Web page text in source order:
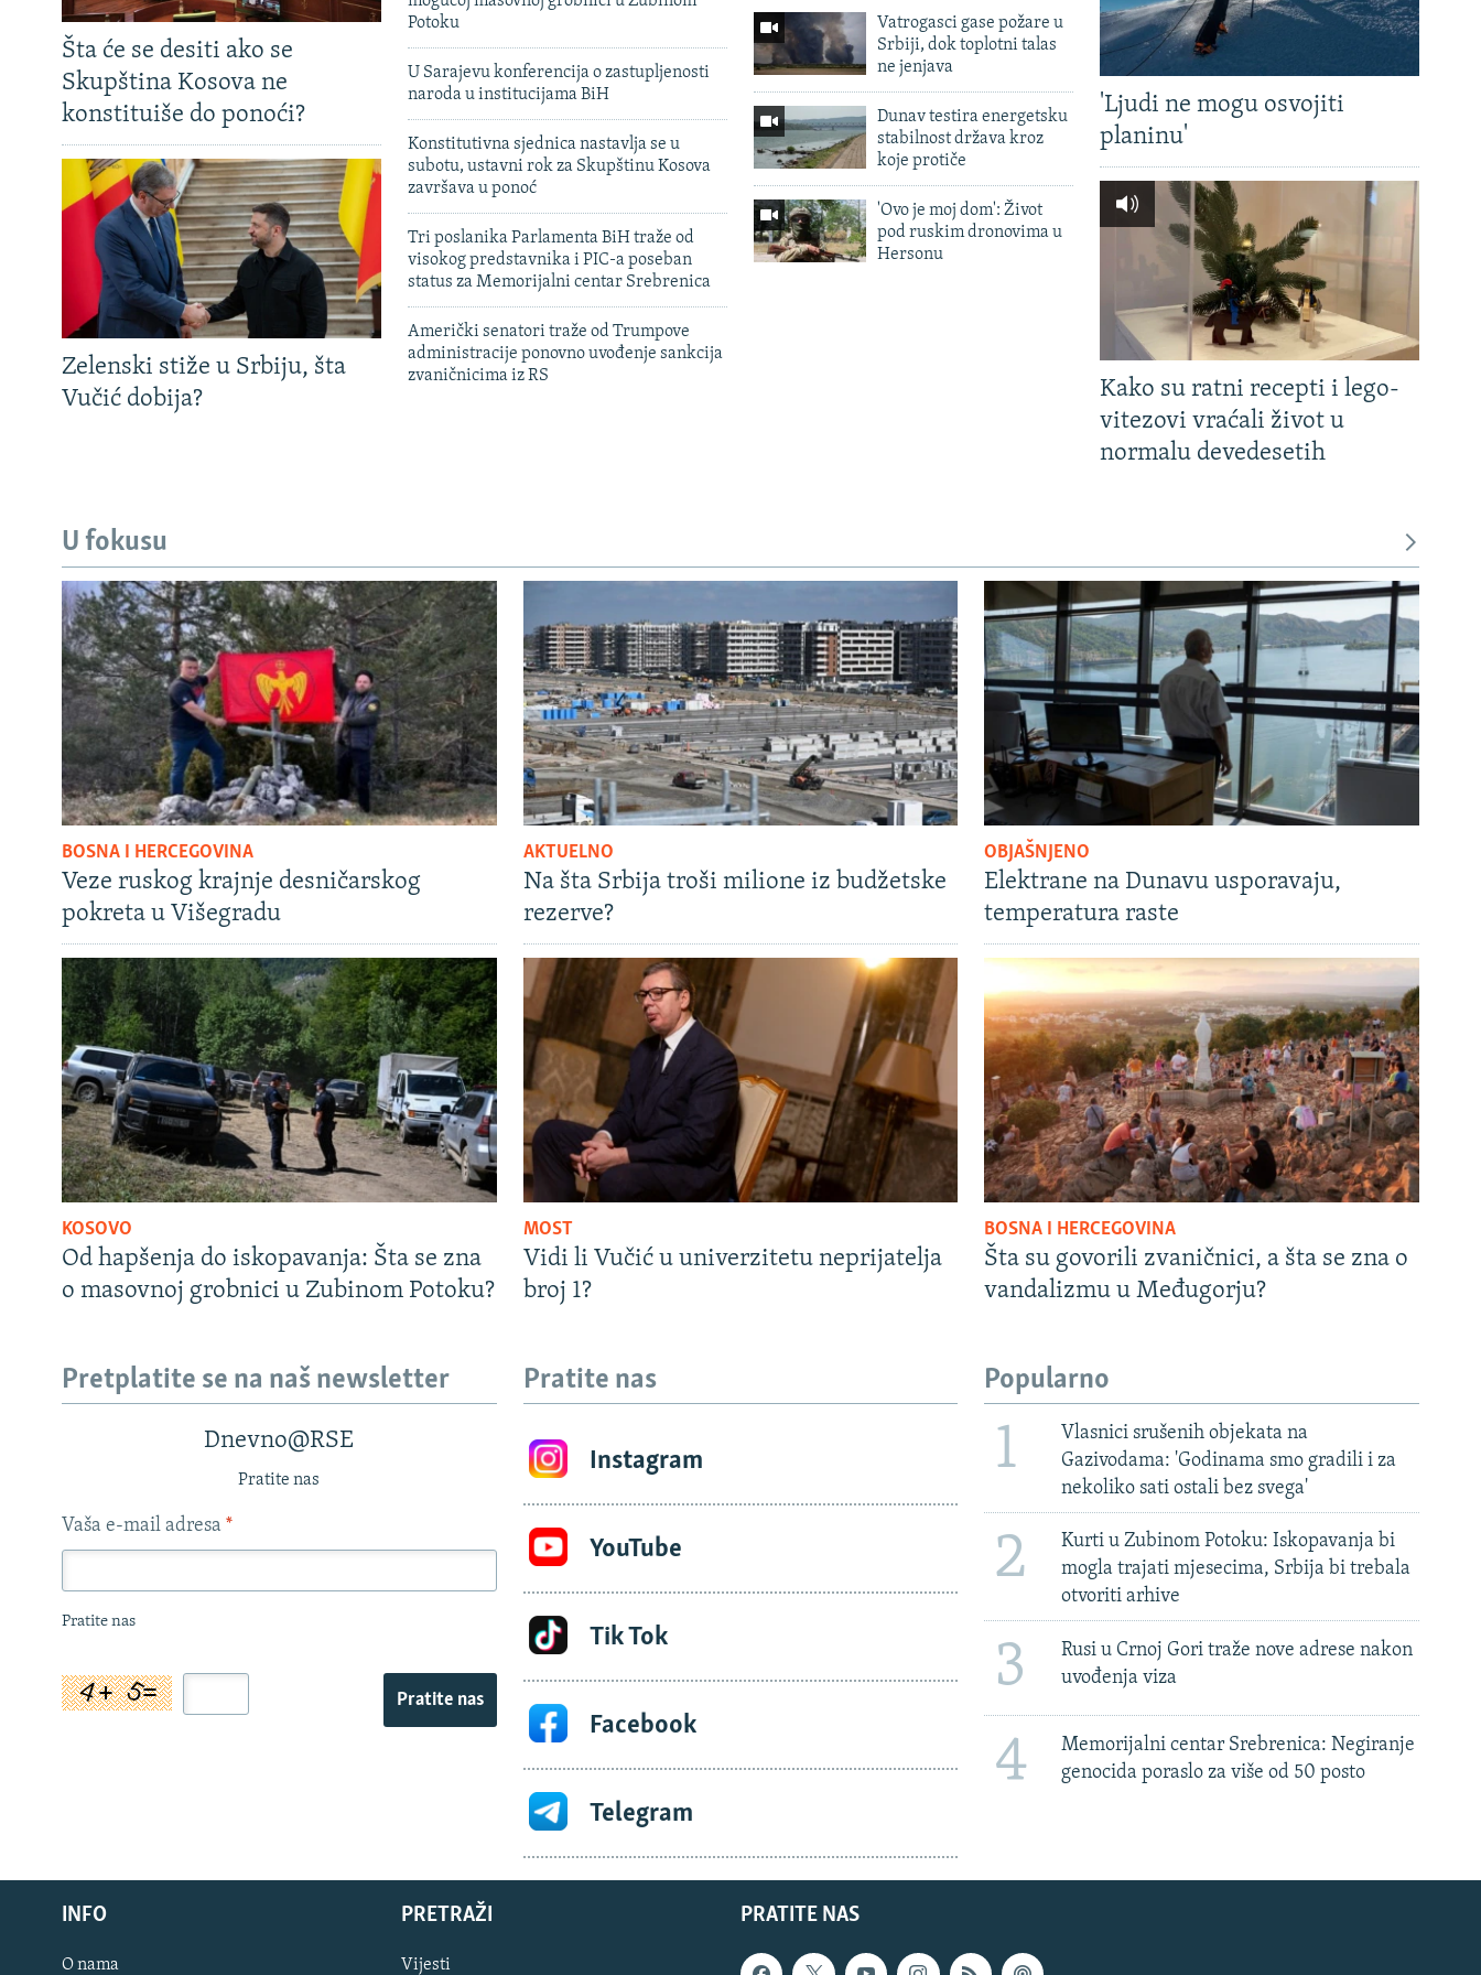
Šta će se desiti ako se
Skupština Kosova ne
konstituiše do ponoći?
Zelenski stiže u Srbiju, šta
Vučić dobija?
Potoku
U Sarajevu konferencija o zastupljenosti
naroda u institucijama BiH
Konstitutivna sjednica nastavlja se u
subotu, ustavni rok za Skupštinu Kosova
završava u ponoć
Tri poslanika Parlamenta BiH traže od
visokog predstavnika i PIC-a poseban
status za Memorijalni centar Srebrenica
Američki senatori traže od Trumpove
administracije ponovno uvođenje sankcija
zvaničnicima iz RS
Vatrogasci gase požare u
Srbiji, dok toplotni talas
ne jenjava
Dunav testira energetsku
stabilnost država kroz
koje protiče
'Ovo je moj dom': Život
pod ruskim dronovima u
Hersonu
'Ljudi ne mogu osvojiti
planinu'
Kako su ratni recepti i lego-
vitezovi vraćali život u
normalu devedesetih
U fokusu
BOSNA I HERCEGOVINA
Veze ruskog krajnje desničarskog
pokreta u Višegradu
AKTUELNO
Na šta Srbija troši milione iz budžetske
rezerve?
OBJAŠNJENO
Elektrane na Dunavu usporavaju,
temperatura raste
KOSOVO
Od hapšenja do iskopavanja: Šta se zna
o masovnoj grobnici u Zubinom Potoku?
MOST
Vidi li Vučić u univerzitetu neprijatelja
broj 1?
BOSNA I HERCEGOVINA
Šta su govorili zvaničnici, a šta se zna o
vandalizmu u Međugorju?
Pretplatite se na naš newsletter
Dnevno@RSE
Pratite nas
Vaša e-mail adresa *
Pratite nas
Pratite nas
Pratite nas
Instagram
YouTube
Tik Tok
Facebook
Telegram
Popularno
1
Vlasnici srušenih objekata na
Gazivodama: 'Godinama smo gradili i za
nekoliko sati ostali bez svega'
2
Kurti u Zubinom Potoku: Iskopavanja bi
mogla trajati mjesecima, Srbija bi trebala
otvoriti arhive
3
Rusi u Crnoj Gori traže nove adrese nakon
uvođenja viza
4
Memorijalni centar Srebrenica: Negiranje
genocida poraslo za više od 50 posto
PRATITE NAS
INFO
O nama
PRETRAŽI
Vijesti